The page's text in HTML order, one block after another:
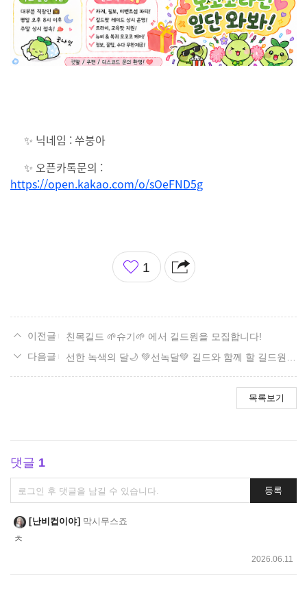
✨ 닉네임 : 쑤붕아
✨ 오픈카톡문의 :
https://open.kakao.com/o/sOeFND5g
좋
아
1
친목길드 🌱슈기🌱 에서 길드원을 모집합니다!
선한 녹색의 달🌙 💚선녹달💚 길드와 함께 할 길드원을 모집합니다&gt;&lt;
목록보기
댓글 1
댓
글
쓰
기
등록
난비컵이야 막시무스죠
ㅊ
2026.06.11